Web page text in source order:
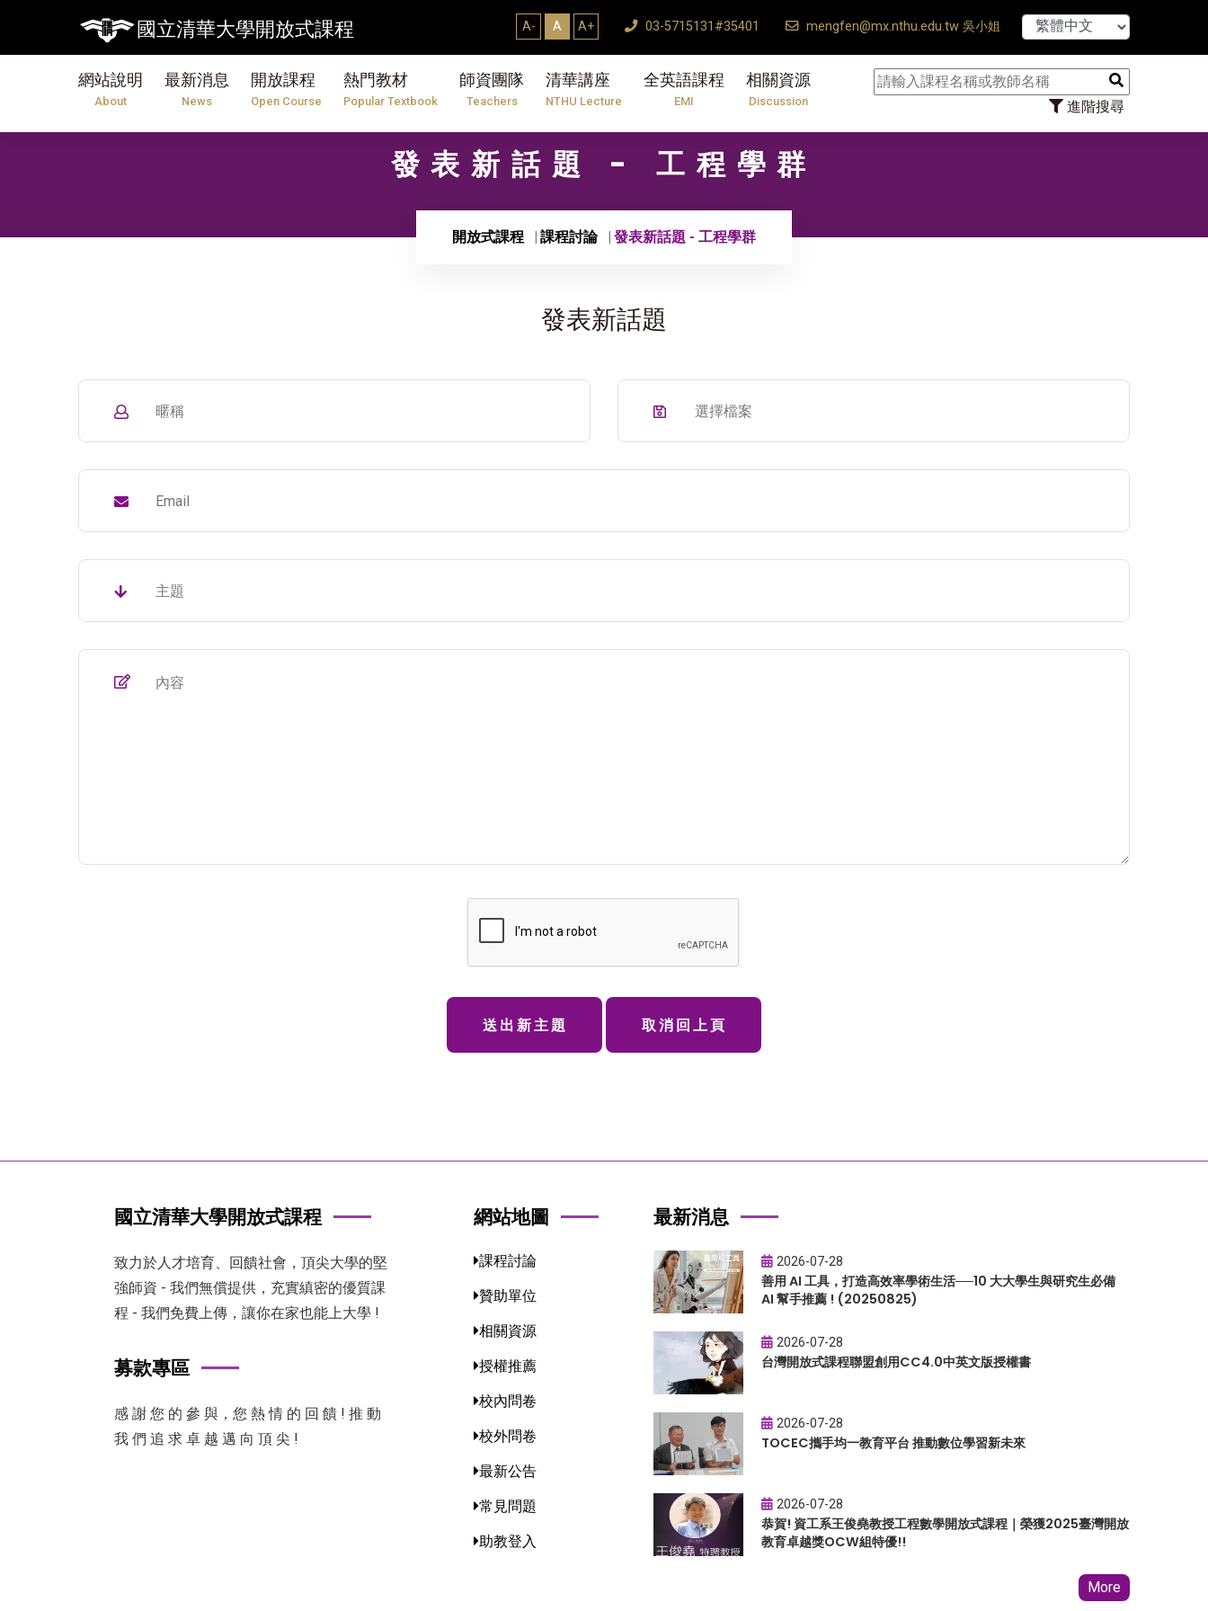
國立清華大學開放式課程 A- A A+ 03-5715131#35401 mengfen@mx.nthu.edu.tw 吳小姐
網站說明
About
最新消息
News
開放課程
Open Course
熱門教材
Popular Textbook
師資團隊
Teachers
清華講座
NTHU Lecture
全英語課程
EMI
相關資源
Discussion 進階搜尋
【7/31】
發表新話題 - 工程學群
開放式課程 課程討論 發表新話題 - 工程學群
發表新話題
送出新主題 取消回上頁
國立清華大學開放式課程
致力於人才培育、回饋社會，頂尖大學的堅
強師資 - 我們無償提供，充實縝密的優質課
程 - 我們免費上傳，讓你在家也能上大學 !
募款專區
感 謝 您 的 參 與，您 熱 情 的 回 饋 ! 推 動
我 們 追 求 卓 越 邁 向 頂 尖 !
網站地圖
課程討論
贊助單位
相關資源
授權推薦
校內問卷
校外問卷
最新公告
常見問題
助教登入
最新消息
2026-07-28
善用 AI 工具，打造高效率學術生活──10 大大學生與研究生必備
AI 幫手推薦 ! (20250825)
2026-07-28
台灣開放式課程聯盟創用CC4.0中英文版授權書
2026-07-28
TOCEC攜手均一教育平台 推動數位學習新未來
2026-07-28
恭賀! 資工系王俊堯教授工程數學開放式課程｜榮獲2025臺灣開放
教育卓越獎OCW組特優!!
More